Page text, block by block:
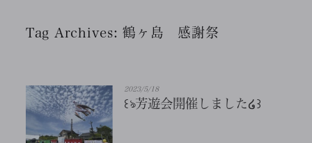
Tag Archives:鶴ヶ島 感謝祭
2023/5/18
꒰ঌ芳遊会開催しました໒꒱